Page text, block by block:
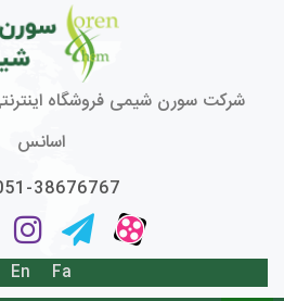
شرکت سورن شیمی فروشگاه
اسانس
38676767
Fa
En